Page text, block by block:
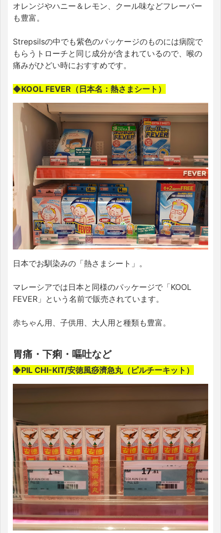
オレンジやハニー＆レモン、クール味などフレーバー
も豊富。
Strepsilsの中でも紫色のパッケージのものには病院で
もらうトローチと同じ成分が含まれているので、喉の
痛みがひどい時におすすめです。
◆KOOL FEVER（日本名：熱さまシート）
日本でお馴染みの「熱さまシート」。
マレーシアでは日本と同様のパッケージで「KOOL
FEVER」という名前で販売されています。
赤ちゃん用、子供用、大人用と種類も豊富。
胃痛・下痢・嘔吐など
◆PIL CHI-KIT/安徳風痧濟急丸（ピルチーキット）